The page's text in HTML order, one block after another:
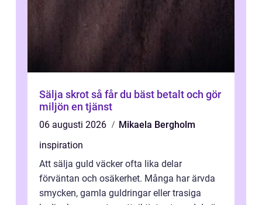
Sälja skrot så får du bäst betalt och gör
miljön en tjänst
06 augusti 2026
Mikaela Bergholm
inspiration
Att sälja guld väcker ofta lika delar
förväntan och osäkerhet. Många har ärvda
smycken, gamla guldringar eller trasiga